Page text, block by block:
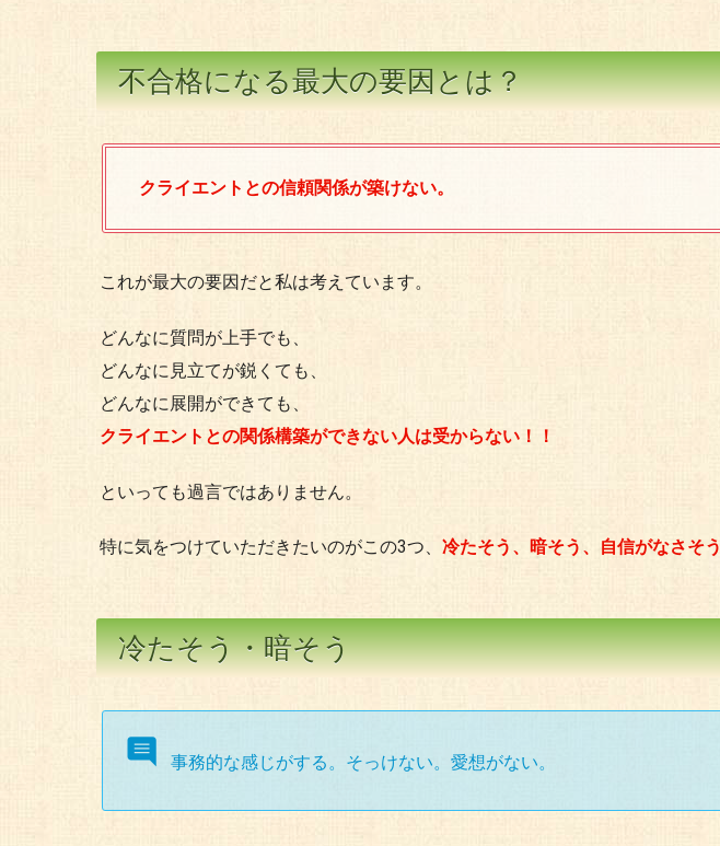
不合格になる最大の要因とは？
クライエントとの信頼関係が築けない。
これが最大の要因だと私は考えています。
どんなに質問が上手でも、
どんなに見立てが鋭くても、
どんなに展開ができても、
クライエントとの関係構築ができない人は受からない！！
といっても過言ではありません。
特に気をつけていただきたいのがこの3つ、 冷たそう、暗そう、自信がなさそう
冷たそう・暗そう
事務的な感じがする。そっけない。愛想がない。